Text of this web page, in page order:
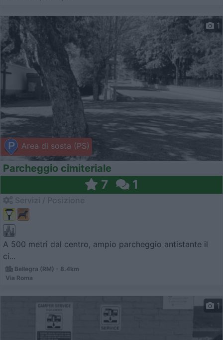
Area di sosta (PS)
1
Parcheggio cimiteriale
7 1
A 500 metri dal centro, ampio parcheggio antistante il
ci...
Bellegra (RM) - 8.4km
Via Roma
1